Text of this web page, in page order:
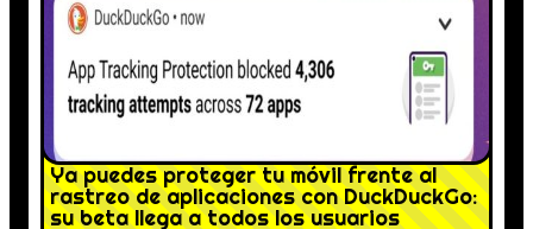
Ya puedes proteger tu móvil frente al
rastreo de aplicaciones con DuckDuckGo:
su beta llega a todos los usuarios